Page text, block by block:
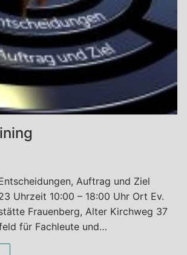
Auftrag und Ziel
Uhrzeit 10:00 – 18:00 Uhr Ort Ev.
Frauenberg, Alter Kirchweg 37
für Fachleute und…